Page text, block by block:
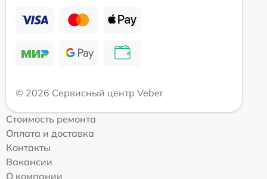
© 2026 Сервисный центр Veber
Стоимость ремонта
Оплата и доставка
Контакты
Вакансии
О компании